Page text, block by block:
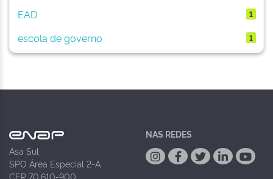
EAD 1
escola de governo 1
Asa Sul
SPO Área Especial 2-A
CEP 70.610-900
NAS REDES